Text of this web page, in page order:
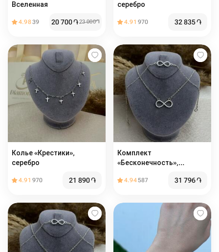
Вселенная
4.9839 20 700֏23 000֏
серебро
4.91 970 32 835֏
Колье «Крестики»,
серебро
4.91 970 21 890֏
Комплект
«Бесконечность»,
4.94587 31 796֏